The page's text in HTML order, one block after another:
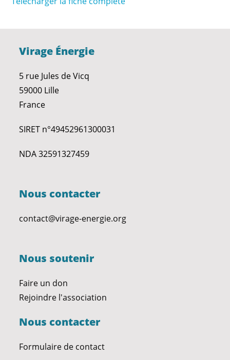
Virage Énergie
5 rue Jules de Vicq
59000 Lille
France
SIRET n°49452961300031
NDA 32591327459
Nous contacter
contact@virage-energie.org
Nous soutenir
Faire un don
Rejoindre l'association
Nous contacter
Formulaire de contact